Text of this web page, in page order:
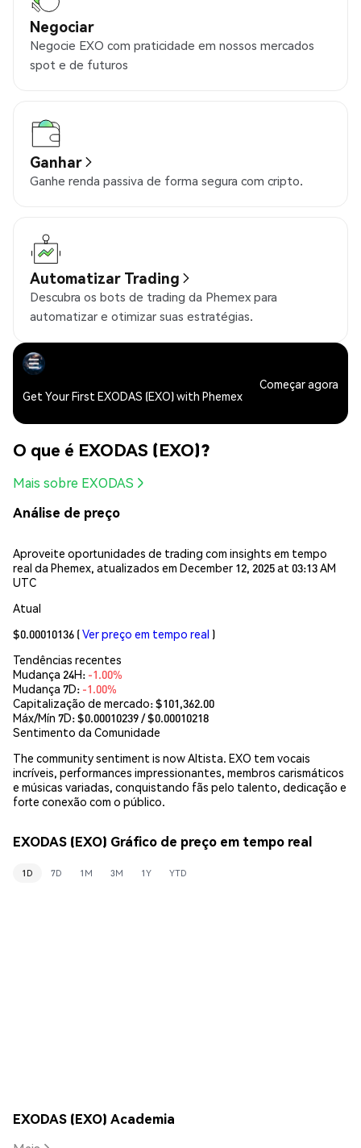
Negociar
Negocie EXO com praticidade em nossos mercados
spot e de futuros
Ganhar
Ganhe renda passiva de forma segura com cripto.
Automatizar Trading
Descubra os bots de trading da Phemex para
automatizar e otimizar suas estratégias.
Get Your First EXODAS (EXO) with Phemex
Começar agora
O que é EXODAS (EXO)?
Mais sobre EXODAS
Análise de preço
Aproveite oportunidades de trading com insights em tempo
real da Phemex, atualizados em December 12, 2025 at 03:13 AM
UTC
Atual
$0.00010136 (Ver preço em tempo real )
Tendências recentes
Mudança 24H: -1.00%
Mudança 7D: -1.00%
Capitalização de mercado:$101,362.00
Máx/Mín 7D: $0.00010239/ $0.00010218
Sentimento da Comunidade
The community sentiment is now Altista. EXO tem vocais
incríveis, performances impressionantes, membros carismáticos
e músicas variadas, conquistando fãs pelo talento, dedicação e
forte conexão com o público.
EXODAS (EXO) Gráfico de preço em tempo real
1D 7D 1M 3M 1Y YTD
EXODAS (EXO) Academia